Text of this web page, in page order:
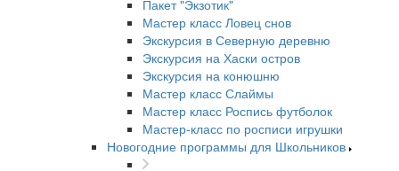
Пакет "Экзотик"
Мастер класс Ловец снов
Экскурсия в Северную деревню
Экскурсия на Хаски остров
Экскурсия на конюшню
Мастер класс Слаймы
Мастер класс Роспись футболок
Мастер-класс по росписи игрушки
Новогодние программы для Школьников